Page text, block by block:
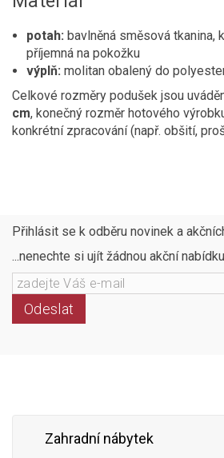
potah: bavlněná směsová tkanina,
příjemná na pokožku
výplň: molitan obalený do
Celkové rozměry podušek jsou
cm, konečný rozměr hotového
konkrétní zpracování (např. obšití,
Přihlásit se k odběru novinek a
...nenechte si ujít žádnou akční
Odeslat
Zahradní nábytek